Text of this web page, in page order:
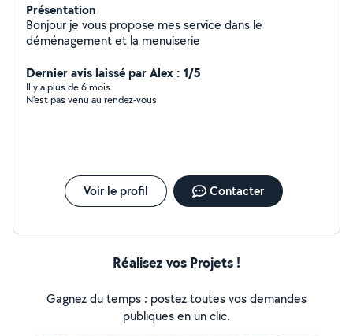
Présentation
Bonjour je vous propose mes service dans le
déménagement et la menuiserie
Dernier avis laissé par Alex : 1/5
Il y a plus de 6 mois
N'est pas venu au rendez-vous
Voir le profil Contacter
Réalisez vos Projets !
Gagnez du temps : postez toutes vos demandes
publiques en un clic.